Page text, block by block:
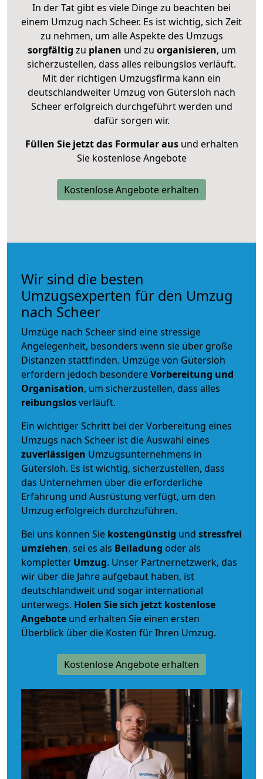
In der Tat gibt es viele Dinge zu beachten bei
einem Umzug nach Scheer. Es ist wichtig, sich Zeit
zu nehmen, um alle Aspekte des Umzugs
sorgfältig zu planen und zu organisieren, um
sicherzustellen, dass alles reibungslos verläuft.
Mit der richtigen Umzugsfirma kann ein
deutschlandweiter Umzug von Gütersloh nach
Scheer erfolgreich durchgeführt werden und
dafür sorgen wir.
Füllen Sie jetzt das Formular ausund erhalten
Sie kostenlose Angebote
Kostenlose Angebote erhalten
Wir sind die besten
Umzugsexperten für den Umzug
nach Scheer
Umzüge nach Scheer sind eine stressige
Angelegenheit, besonders wenn sie über große
Distanzen stattfinden. Umzüge von Gütersloh
erfordern jedoch besondereVorbereitung und
Organisation, um sicherzustellen, dass alles
reibungslosverläuft.
Ein wichtiger Schritt bei der Vorbereitung eines
Umzugs nach Scheer ist die Auswahl eines
zuverlässigen Umzugsunternehmens in
Gütersloh. Es ist wichtig, sicherzustellen, dass
das Unternehmen über die erforderliche
Erfahrung und Ausrüstung verfügt, um den
Umzug erfolgreich durchzuführen.
Bei uns können Sie kostengünstig und stressfrei
umziehen, sei es als Beiladung oder als
kompletter Umzug. Unser Partnernetzwerk, das
wir über die Jahre aufgebaut haben, ist
deutschlandweit und sogar international
unterwegs. Holen Sie sich jetzt kostenlose
Angebote und erhalten Sie einen ersten
Überblick über die Kosten für Ihren Umzug.
Kostenlose Angebote erhalten